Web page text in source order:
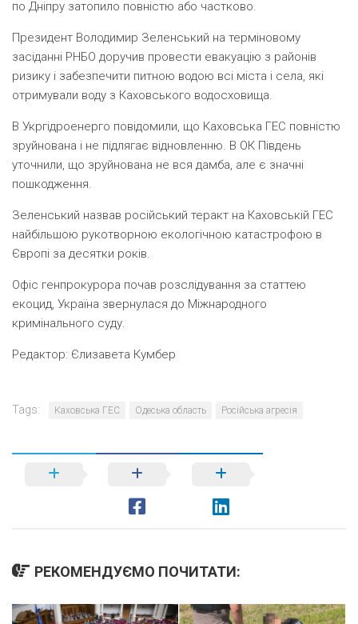
по Дніпру затопило повністю або частково.
Президент Володимир Зеленський на терміновому
засіданні РНБО доручив провести евакуацію з районів
ризику і забезпечити питною водою всі міста і села, які
отримували воду з Каховського водосховища.
В Укргідроенерго повідомили, що Каховська ГЕС повністю
зруйнована і не підлягає відновленню. В ОК Південь
уточнили, що зруйнована не вся дамба, але є значні
пошкодження.
Зеленський назвав російський теракт на Каховській ГЕС
найбільшою рукотворною екологічною катастрофою в
Європі за десятки років.
Офіс генпрокурора почав розслідування за статтею
екоцид, Україна звернулася до Міжнародного
кримінального суду.
Редактор: Єлизавета Кумбер
Tags: Каховська ГЕС Одеська область Російська агресія
РЕКОМЕНДУЄМО ПОЧИТАТИ: